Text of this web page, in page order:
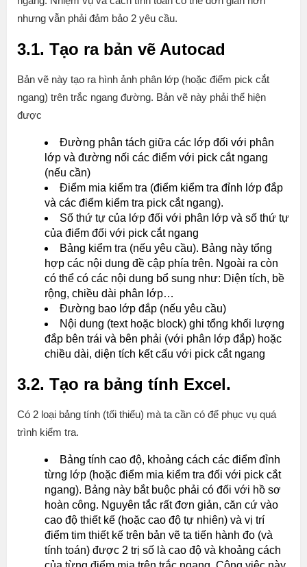
nhưng vẫn phải đảm bảo 2 yêu cầu.
3.1. Tạo ra bản vẽ Autocad
Bản vẽ này tạo ra hình ảnh phân lớp (hoặc điểm pick cắt
ngang) trên trắc ngang đường. Bản vẽ này phải thể hiện
được
Đường phân tách giữa các lớp đối với phân
lớp và đường nối các điểm với pick cắt ngang
(nếu cần)
Điểm mia kiểm tra (điểm kiểm tra đỉnh lớp đắp
và các điểm kiểm tra pick cắt ngang).
Số thứ tự của lớp đối với phân lớp và số thứ tự
của điểm đối với pick cắt ngang
Bảng kiểm tra (nếu yêu cầu). Bảng này tổng
hợp các nội dung đề cập phía trên. Ngoài ra còn
có thể có các nội dung bổ sung như: Diện tích, bề
rộng, chiều dài phân lớp…
Đường bao lớp đắp (nếu yêu cầu)
Nội dung (text hoặc block) ghi tổng khối lượng
đắp bên trái và bên phải (với phân lớp đắp) hoặc
chiều dài, diện tích kết cấu với pick cắt ngang
3.2. Tạo ra bảng tính Excel.
Có 2 loại bảng tính (tối thiểu) mà ta cần có để phục vụ quá
trình kiểm tra.
Bảng tính cao độ, khoảng cách các điểm đỉnh
từng lớp (hoặc điểm mia kiểm tra đối với pick cắt
ngang). Bảng này bắt buộc phải có đối với hồ sơ
hoàn công. Nguyên tắc rất đơn giản, căn cứ vào
cao độ thiết kế (hoặc cao độ tự nhiên) và vị trí
điểm tim thiết kế trên bản vẽ ta tiến hành đo (và
tính toán) được 2 trị số là cao độ và khoảng cách